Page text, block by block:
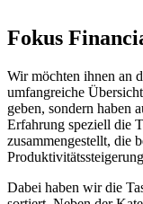
Fokus
Wir möchten ihnen an
umfangreiche
geben, sondern haben
Erfahrung speziell die
zusammengestellt, die
Dabei haben wir die